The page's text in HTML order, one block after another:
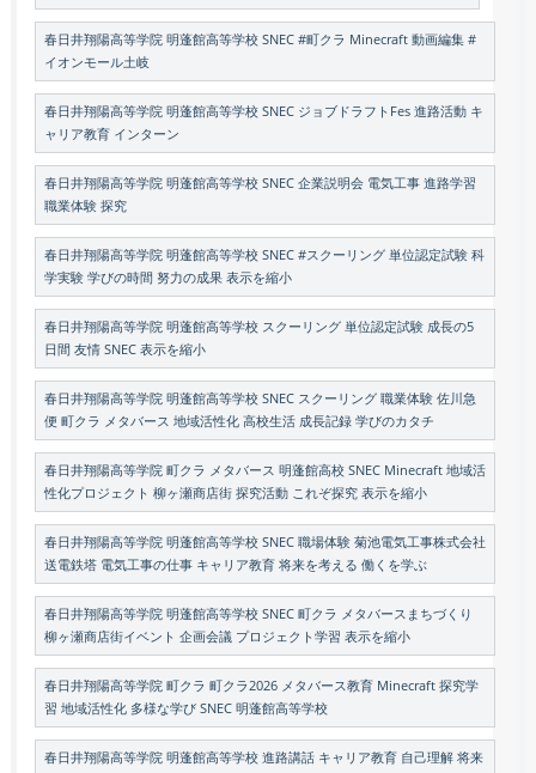
春日井翔陽高等学院 明蓬館高等学校 SNEC #町クラ Minecraft 動画編集 #
イオンモール土岐
春日井翔陽高等学院 明蓬館高等学校 SNEC ジョブドラフトFes 進路活動 キ
ャリア教育 インターン
春日井翔陽高等学院 明蓬館高等学校 SNEC 企業説明会 電気工事 進路学習
職業体験 探究
春日井翔陽高等学院 明蓬館高等学校 SNEC #スクーリング 単位認定試験 科
学実験 学びの時間 努力の成果 表示を縮小
春日井翔陽高等学院 明蓬館高等学校 スクーリング 単位認定試験 成長の5
日間 友情 SNEC 表示を縮小
春日井翔陽高等学院 明蓬館高等学校 SNEC スクーリング 職業体験 佐川急
便 町クラ メタバース 地域活性化 高校生活 成長記録 学びのカタチ
春日井翔陽高等学院 町クラ メタバース 明蓬館高校 SNEC Minecraft 地域活
性化プロジェクト 柳ヶ瀬商店街 探究活動 これぞ探究 表示を縮小
春日井翔陽高等学院 明蓬館高等学校 SNEC 職場体験 菊池電気工事株式会社
送電鉄塔 電気工事の仕事 キャリア教育 将来を考える 働くを学ぶ
春日井翔陽高等学院 明蓬館高等学校 SNEC 町クラ メタバースまちづくり
柳ヶ瀬商店街イベント 企画会議 プロジェクト学習 表示を縮小
春日井翔陽高等学院 町クラ 町クラ2026 メタバース教育 Minecraft 探究学
習 地域活性化 多様な学び SNEC 明蓬館高等学校
春日井翔陽高等学院 明蓬館高等学校 進路講話 キャリア教育 自己理解 将来